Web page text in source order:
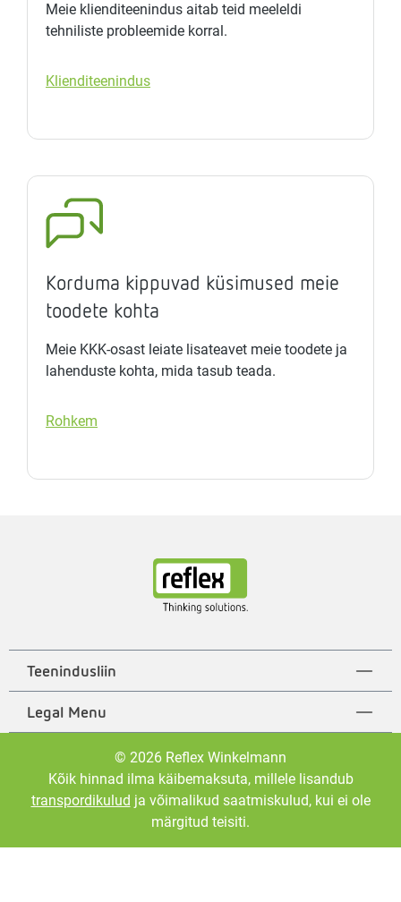
Meie klienditeenindus aitab teid meeleldi
tehniliste probleemide korral.
Klienditeenindus
Korduma kippuvad küsimused meie
toodete kohta
Meie KKK-osast leiate lisateavet meie toodete ja
lahenduste kohta, mida tasub teada.
Rohkem
Teenindusliin
Legal Menu
© 2026 Reflex Winkelmann
Kõik hinnad ilma käibemaksuta, millele lisandub
transpordikulud ja võimalikud saatmiskulud, kui ei ole
märgitud teisiti.